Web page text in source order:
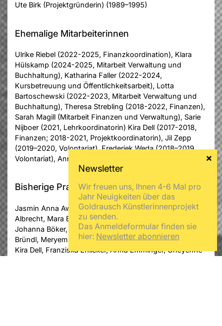
Ute Birk (Projektgründerin) (1989–1995)
Ehemalige Mitarbeiterinnen
Ulrike Riebel (2022-2025, Finanzkoordination), Klara
Hülskamp (2024-2025, Mitarbeit Verwaltung und
Buchhaltung), Katharina Faller (2022-2024,
Kursbetreuung und Öffentlichkeitsarbeit), Lotta
Bartoschewski (2022-2023, Mitarbeit Verwaltung und
Buchhaltung), Theresa Strebling (2018-2022, Finanzen),
Sarah Magill (Mitarbeit Finanzen und Verwaltung), Sarie
Nijboer (2021, Lehrkoordinatorin) Kira Dell (2017-2018,
Finanzen; 2018-2021, Projektkoordinatorin), Jil Zepp
(2019–2020, Volontariat), Frederiek Weda (2018–2019,
Volontariat), Anna Brinkmann (2014–2016, Finanzen)
Bisherige Praktikant:innen waren u.a.
Jasmin Anna Awale, Sophie Etinosa Agho, Helen
Albrecht, Mara Baumbach, Sophie Becker, Luisa Bona,
Johanna Böker, Lucia Braemer, Clara Brosche, Anna Rea
Bründl, Meryem Coskun, Benita Dederichs, Anja Degner,
Kira Dell, Franziska Ehlicker, Anna Emminger, Cheyenne
Wir freuen uns, Ihnen 4-6 Mal pro
Jahr Neuigkeiten über das
Goldrausch Künstlerinnenprojekt
zu senden.
Das Anmeldeformular finden sie
hier: Newsletter abonnieren